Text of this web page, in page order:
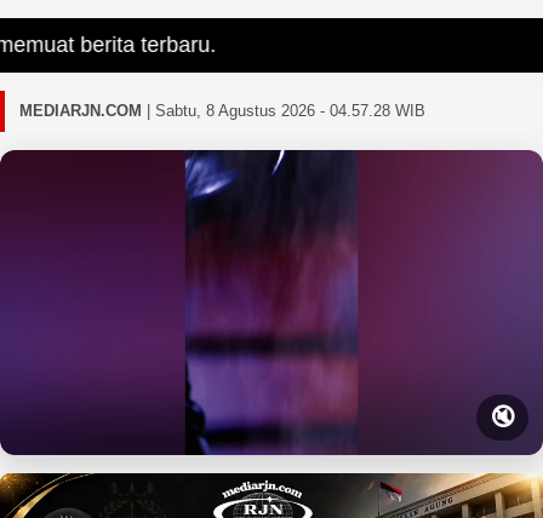
berita terbaru.
MEDIARJN.COM Sabtu, 8 Agustus 2026 - 04.57.30 WIB
🔇